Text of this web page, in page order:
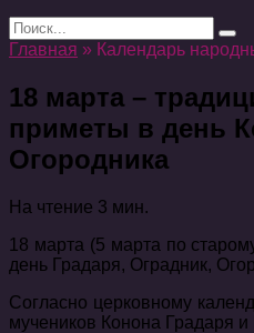
Search
for:
Главная » Календарь
18 марта –
приметы в день
Огородника
На чтение 3 мин.
18 марта (5 марта по
день Градаря, Оградник,
Согласно церковному
мучеников Конона Градаря